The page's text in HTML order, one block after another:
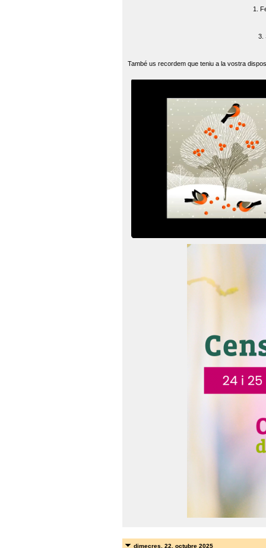
1.
3.
També us recordem que teniu a la vostra
dimecres, 22. octubre 2025